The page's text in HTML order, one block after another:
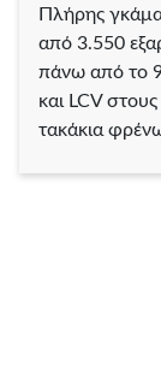
Πλήρης γκάμα
από 3.550
πάνω από το
και LCV
τακάκια